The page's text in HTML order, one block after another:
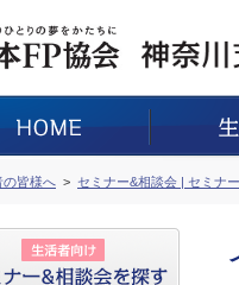
の皆様へ セミナー&相談会 | セミナ